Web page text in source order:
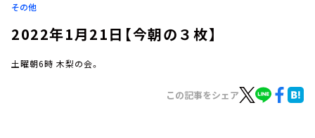
その他
2022年1月21日【今朝の３枚】
土曜朝6時 木梨の会。
この記事をシェア